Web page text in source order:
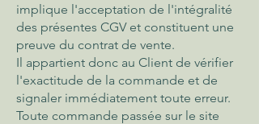
implique l'acceptation de l'intégralité
des présentes CGV et constituent une
preuve du contrat de vente.
Il appartient donc au Client de vérifier
l'exactitude de la commande et de
signaler immédiatement toute erreur.
Toute commande passée sur le site